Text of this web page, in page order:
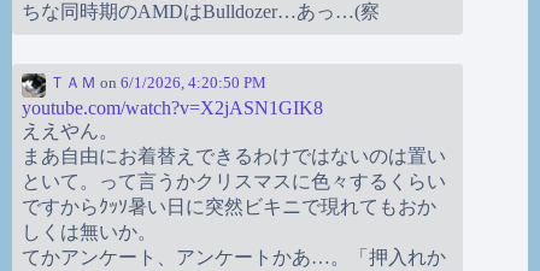
ちな同時期のAMDはBulldozer…あっ…(察
ＴＡＭ on 6/1/2026, 4:20:50 PM
youtube.com/watch?v=X2jASN1GIK8
ええやん。
まあ自由にお着替えできるわけではないのは置い
といて。って言うかクリスマスに色々するくらい
ですからｸｯｿ暑い日に突然ビキニで現れてもおか
しくは無いか。
てかアンケート、アンケートかあ…。「押入れか